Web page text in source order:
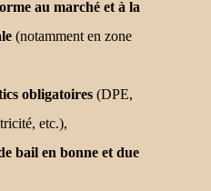
au marché et à la
(notamment en zone
obligatoires (DPE,
etc.),
bail en bonne et due